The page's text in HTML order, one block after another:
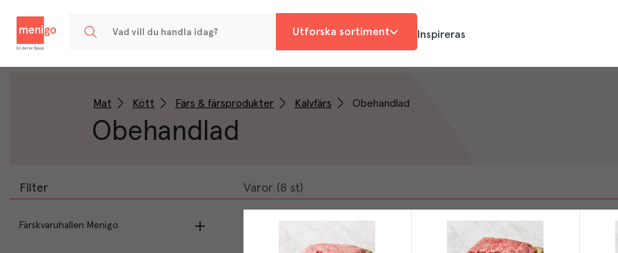
Utforska sortiment Inspireras
Mat Kött Färs & färsprodukter Kalvfärs Obehandlad
Obehandlad
Varor (8 st)
Filter
Färskvaruhallen Menigo